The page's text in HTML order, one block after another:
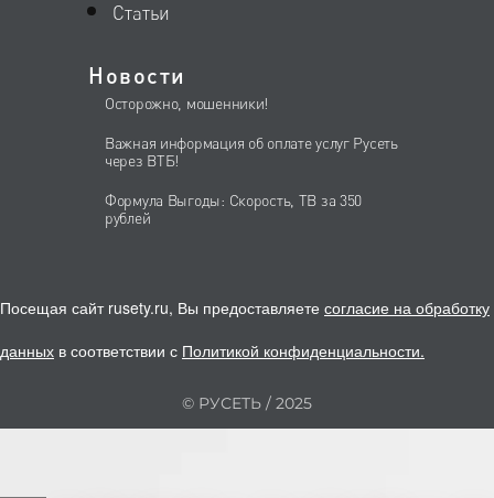
Статьи
Новости
Осторожно, мошенники!
Важная информация об оплате услуг Русеть
через ВТБ!
Формула Выгоды: Скорость, ТВ за 350
рублей
Посещая сайт rusety.ru, Вы предоставляете согласие на обработку
данных в соответствии с Политикой конфиденциальности.
© РУСЕТЬ / 2025